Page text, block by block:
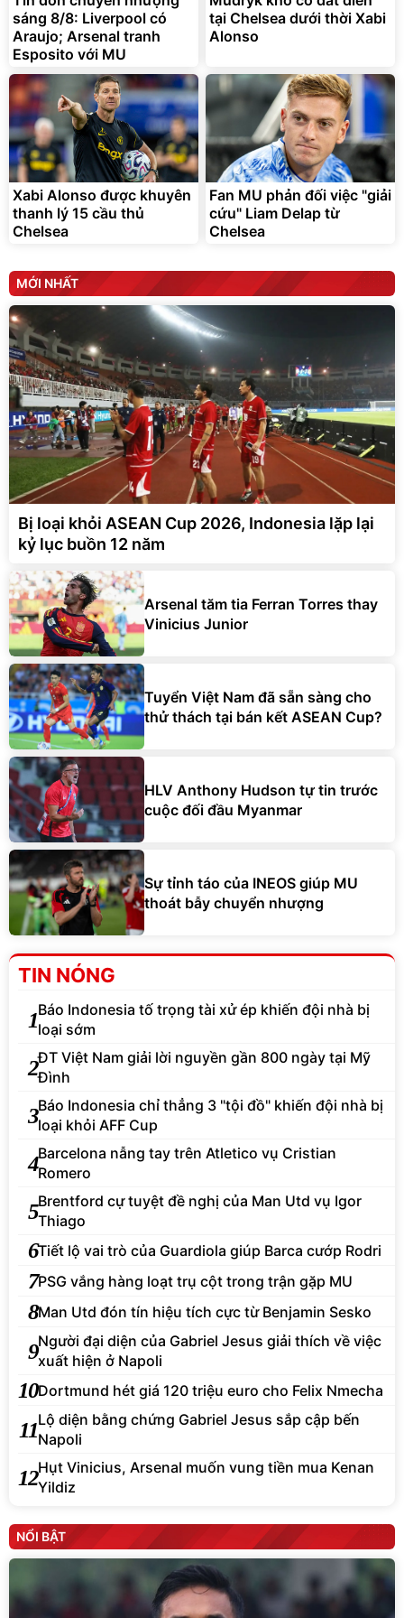
sáng 8/8: Liverpool có
Araujo; Arsenal tranh
Esposito với MU
tại Chelsea dưới thời Xabi
Alonso
Xabi Alonso được khuyên
thanh lý 15 cầu thủ
Chelsea
Fan MU phản đối việc "giải
cứu" Liam Delap từ
Chelsea
MỚI NHẤT
Bị loại khỏi ASEAN Cup 2026, Indonesia lặp lại
kỷ lục buồn 12 năm
Arsenal tăm tia Ferran Torres thay
Vinicius Junior
Tuyển Việt Nam đã sẵn sàng cho
thử thách tại bán kết ASEAN Cup?
HLV Anthony Hudson tự tin trước
cuộc đối đầu Myanmar
Sự tỉnh táo của INEOS giúp MU
thoát bẫy chuyển nhượng
TIN NÓNG
1Báo Indonesia tố trọng tài xử ép khiến đội nhà bị
loại sớm
2ĐT Việt Nam giải lời nguyền gần 800 ngày tại Mỹ
Đình
3Báo Indonesia chỉ thẳng 3 "tội đồ" khiến đội nhà bị
loại khỏi AFF Cup
4Barcelona nẫng tay trên Atletico vụ Cristian
Romero
5Brentford cự tuyệt đề nghị của Man Utd vụ Igor
Thiago
6Tiết lộ vai trò của Guardiola giúp Barca cướp Rodri
7PSG vắng hàng loạt trụ cột trong trận gặp MU
8Man Utd đón tín hiệu tích cực từ Benjamin Sesko
9Người đại diện của Gabriel Jesus giải thích về việc
xuất hiện ở Napoli
10Dortmund hét giá 120 triệu euro cho Felix Nmecha
11Lộ diện bằng chứng Gabriel Jesus sắp cập bến
Napoli
12Hụt Vinicius, Arsenal muốn vung tiền mua Kenan
Yildiz
NỔI BẬT